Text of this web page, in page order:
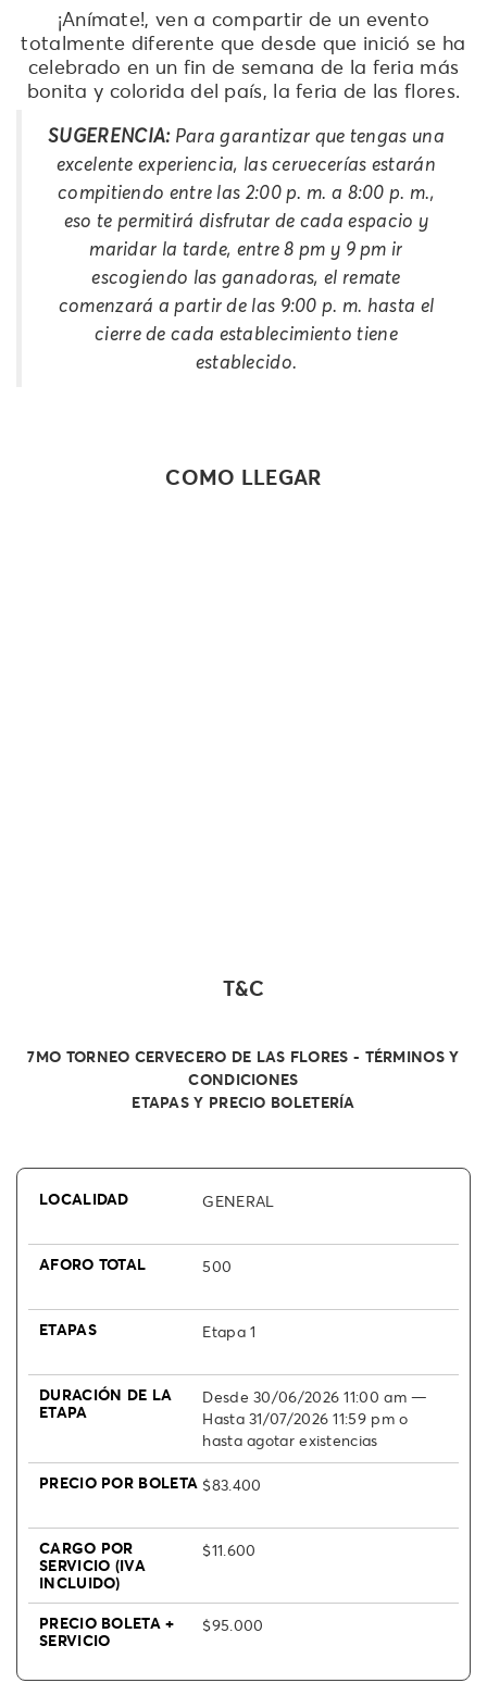
¡Anímate!, ven a compartir de un evento
totalmente diferente que desde que inició se ha
celebrado en un fin de semana de la feria más
bonita y colorida del país, la feria de las flores.
SUGERENCIA:Para garantizar que tengas una
excelente experiencia, las cervecerías estarán
compitiendo entre las 2:00 p. m. a 8:00 p. m.,
eso te permitirá disfrutar de cada espacio y
maridar la tarde, entre 8 pm y 9 pm ir
escogiendo las ganadoras, el remate
comenzará a partir de las 9:00 p. m. hasta el
cierre de cada establecimiento tiene
establecido.
COMO LLEGAR
T&C
7MO TORNEO CERVECERO DE LAS FLORES - TÉRMINOS Y
CONDICIONES
ETAPAS Y PRECIO BOLETERÍA
GENERAL
500
Etapa 1
Desde 30/06/2026 11:00 am —
Hasta 31/07/2026 11:59 pm o
hasta agotar existencias
$83.400
$11.600
$95.000